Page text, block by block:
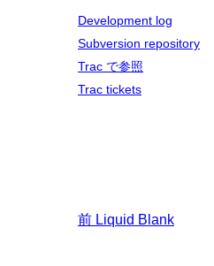
Development log
Subversion repository
Trac で参照
Trac tickets
前 Liquid Blank